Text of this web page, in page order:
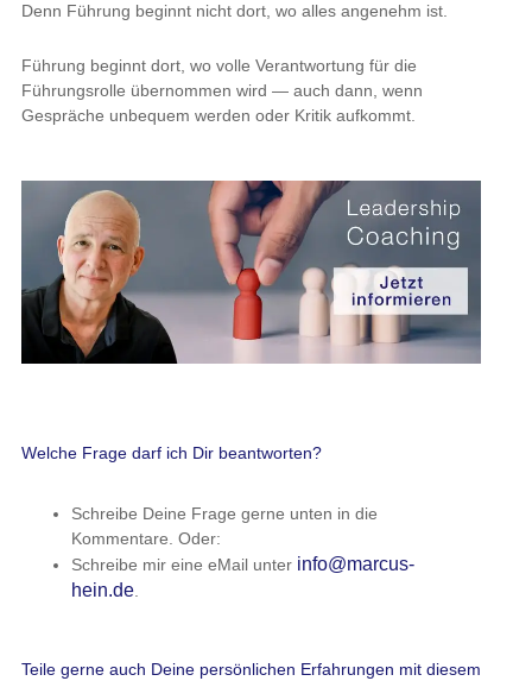
Denn Führung beginnt nicht dort, wo alles angenehm ist.
Führung beginnt dort, wo volle Verantwortung für die
Führungsrolle übernommen wird — auch dann, wenn
Gespräche unbequem werden oder Kritik aufkommt.
Welche Frage darf ich Dir beantworten?
Schreibe Deine Frage gerne unten in die
Kommentare. Oder:
Schreibe mir eine eMail unter info@marcus-
hein.de.
Teile gerne auch Deine persönlichen Erfahrungen mit diesem